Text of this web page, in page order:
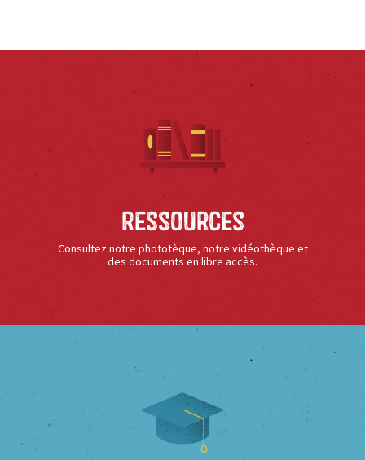
Ressources
Consultez notre phototèque, notre vidéothèque et
des documents en libre accès.